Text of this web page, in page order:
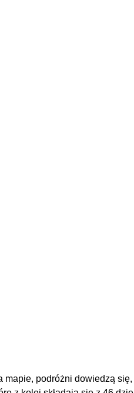
mapie, podróżni dowiedzą